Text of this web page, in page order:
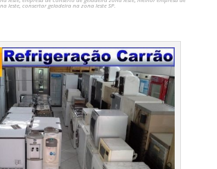
leste, consertar geladeira na zona leste SP.